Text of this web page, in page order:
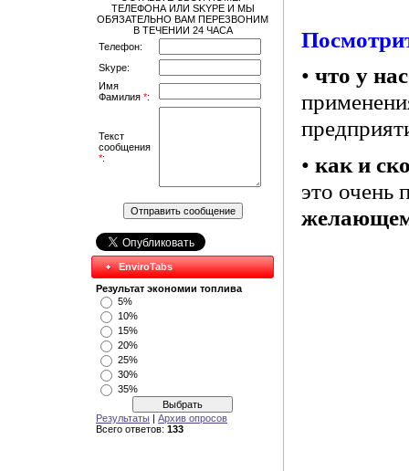
ТЕЛЕФОНА ИЛИ SKYPE И МЫ
ОБЯЗАТЕЛЬНО ВАМ ПЕРЕЗВОНИМ
В ТЕЧЕНИИ 24 ЧАСА
Телефон:
Skype:
Имя
Фамилия *:
Текст
сообщения
*:
EnviroTabs
Результат экономии топлива
5%
10%
15%
20%
25%
30%
35%
Результаты | Архив опросов
Всего ответов: 133
• что у
• как и
это очень